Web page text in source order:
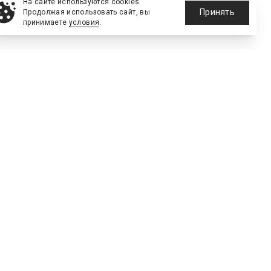
На сайте используются cookies.
Продолжая использовать сайт, вы
принимаете условия.
Принять